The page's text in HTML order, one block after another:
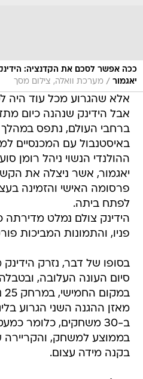
ככה אפשר לסכם את הקדנציה:
יאגמור / מערכת וואלה, צילום מסך
אלא שהגרוע מכל עוד היה
אבל הידינק שנהנה כיום
ברחבי העולם, נתפס
באיסטנבול עם המכנסיים
ההולנדי הנשוי ניהל רומן
יאגמור, אשר ניצלה את
פרסומה האישי והזמינה
לפתח ביתה.
הידינק צולם נמלט
פניו, והתמונות המביכות
בסופו של דבר, נזרק
סיום העונה העלובה,
ב-30 משחקים, כלומר
בממוצע למשחק,
בקנה מידה עצום.